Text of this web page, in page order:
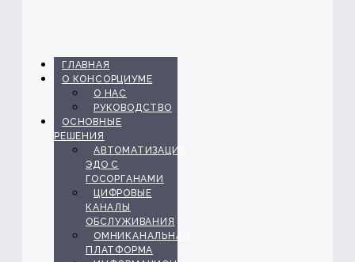
ГЛАВНАЯ
О КОНСОРЦИУМЕ
О НАС
РУКОВОДСТВО
ОСНОВНЫЕ
РЕШЕНИЯ
АВТОМАТИЗАЦИЯ
ЭДО С
ГОСОРГАНАМИ
ЦИФРОВЫЕ
КАНАЛЫ
ОБСЛУЖИВАНИЯ
ОМНИКАНАЛЬНАЯ
ПЛАТФОРМА